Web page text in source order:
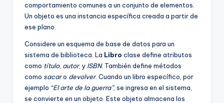
comportamiento comunes a un conjunto de elementos.
Un objeto es una instancia específica creada a partir de
ese plano.
Considere un esquema de base de datos para un
sistema de biblioteca. La Libro clase define atributos
como título, autor, y ISBN. También define métodos
como sacaro devolver. Cuando un libro específico, por
ejemplo “El arte de la guerra”, se ingresa en el sistema,
se convierte en un objeto. Este objeto almacena los